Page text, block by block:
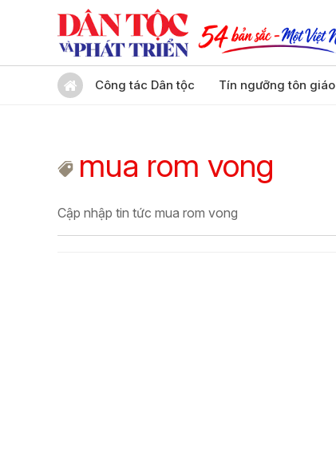
Công tác Dân tộc Tín ngưỡng tôn giáo
mua rom vong
Cập nhập tin tức mua rom vong